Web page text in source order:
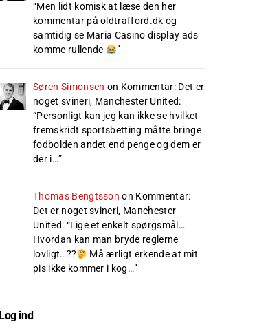
“Men lidt komisk at læse den her
kommentar på oldtrafford.dk og
samtidig se Maria Casino display ads
komme rullende
”
Søren Simonsen on Kommentar: Det er
noget svineri, Manchester United:
“Personligt kan jeg kan ikke se hvilket
fremskridt sportsbetting måtte bringe
fodbolden andet end penge og dem er
der i…”
Thomas Bengtsson on Kommentar:
Det er noget svineri, Manchester
United: “Lige et enkelt spørgsmål…
Hvordan kan man bryde reglerne
lovligt…??
Må ærligt erkende at mit
pis ikke kommer i kog…”
Log ind